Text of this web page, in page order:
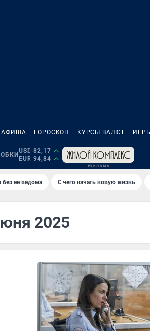
АФИША ГОРОСКОП КУРСЫ ВАЛЮТ ИГРЫ
USD 82,17
EUR 94,84
без ее ведома С чего начать новую жизнь
2025